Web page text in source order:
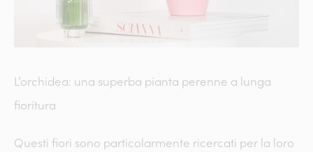
L’orchidea: una superba pianta perenne a lunga
fioritura
Questi fiori sono particolarmente ricercati per la loro